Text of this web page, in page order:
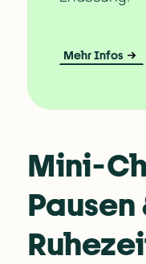
Mehr Infos
Mini-
Pausen